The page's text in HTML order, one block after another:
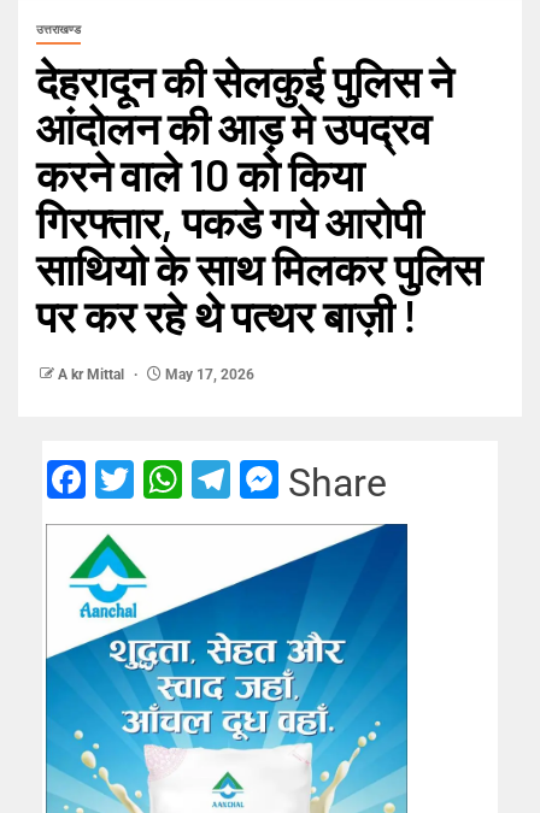
उत्तराखण्ड
देहरादून की सेलकुई पुलिस ने
आंदोलन की आड़ मे उपद्रव
करने वाले 10 को किया
गिरफ्तार, पकडे गये आरोपी
साथियो के साथ मिलकर पुलिस
पर कर रहे थे पत्थर बाज़ी !
A kr Mittal May 17, 2026
Facebook
TwitterWhatsApp
Telegram
Messenger
Share